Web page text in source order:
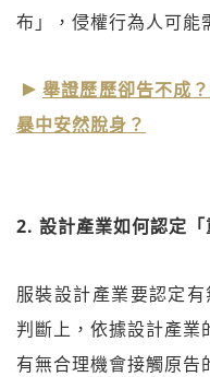
布」，侵權行為人可能
舉證歷歷卻告不成
暴中安然脫身？
2. 設計產業如何認定「
服裝設計產業要認定
判斷上，依據設計產業
有無合理機會接觸原告